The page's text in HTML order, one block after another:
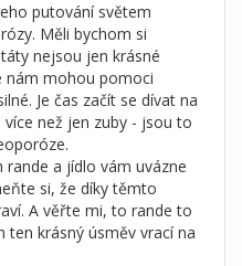
putování světem
Měli bychom si
nejsou jen krásné
nám mohou pomoci
Je čas začít se dívat na
než jen zuby - jsou to
rande a jídlo vám uvázne
si, že díky těmto
A věřte mi, to rande to
ten krásný úsměv vrací na